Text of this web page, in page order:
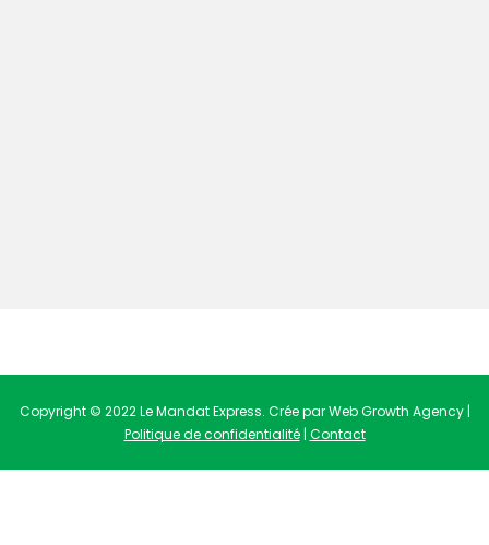
Copyright © 2022 Le Mandat Express. Crée par Web Growth Agency |
Politique de confidentialité| Contact